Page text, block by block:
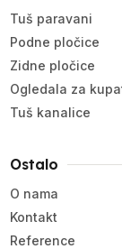
Tuš paravani
Podne pločice
Zidne pločice
Ogledala za
Tuš kanalice
Ostalo
O nama
Kontakt
Reference